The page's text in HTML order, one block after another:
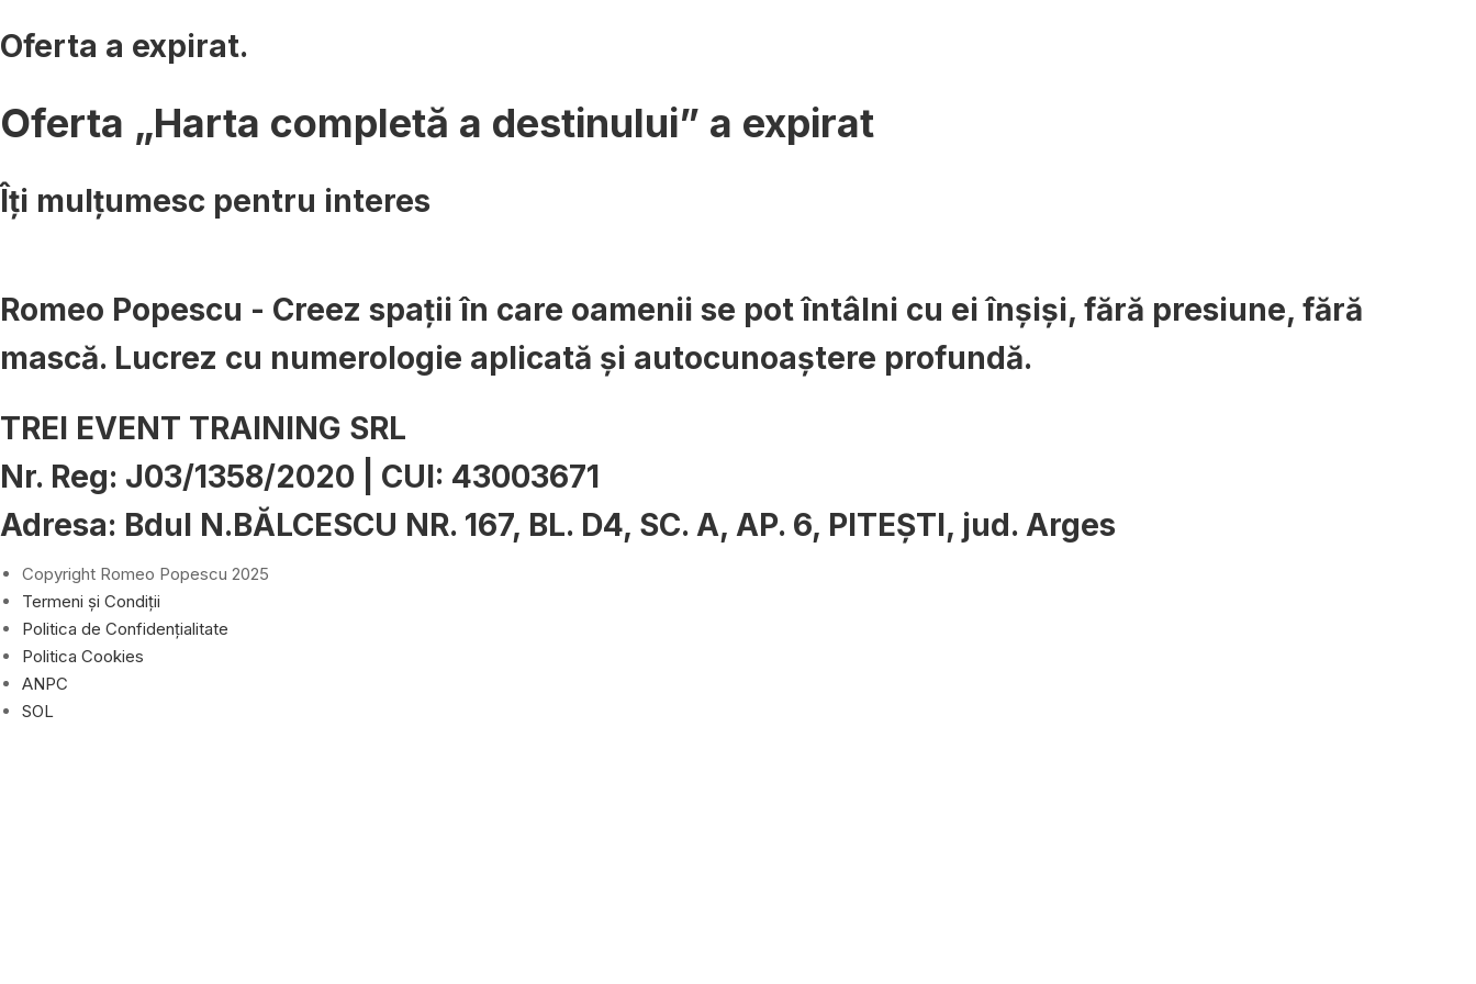
Oferta a expirat.
Oferta „Harta completă a destinului” a expirat
Îți mulțumesc pentru interes
Romeo Popescu - Creez spații în care oamenii se pot întâlni cu ei înșiși, fără presiune, fără
mască. Lucrez cu numerologie aplicată și autocunoaștere profundă.
TREI EVENT TRAINING SRL
Nr. Reg: J03/1358/2020 | CUI: 43003671
Adresa: Bdul N.BĂLCESCU NR. 167, BL. D4, SC. A, AP. 6, PITEȘTI, jud. Arges
Copyright Romeo Popescu 2025
Termeni și Condiții
Politica de Confidențialitate
Politica Cookies
ANPC
SOL